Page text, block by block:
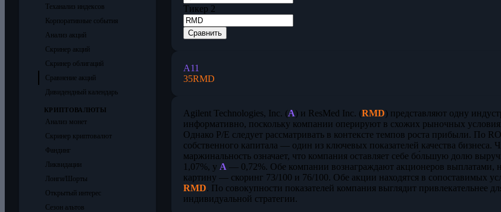
Теханализ индексов
Корпоративные события
Анализ акций
Скринер акций
Скринер облигаций
Сравнение акций
Дивидендный календарь
КРИПТОВАЛЮТЫ
Анализ монет
Скринер криптовалют
Фандинг
Ликвидации
Лонги/Шорты
Открытый интерес
Сезон альтов
Тикер 2
Сравнить
A11
35RMD
Agilent Technologies, Inc. (A) и ResMed Inc. (RMD) представляют одну
информативно, поскольку компании оперируют в схожих рыночных
Однако P/E следует рассматривать в контексте темпов роста прибыли. По
собственного капитала — один из ключевых показателей качества бизнеса.
маржинальность означает, что компания оставляет себе бо́льшую долю
1,07%, у A — 0,72%. Обе компании вознаграждают акционеров выплатами,
картину — скоринг 73/100 и 76/100. Обе акции находятся в сопоставимых
RMD. По совокупности показателей компания выглядит привлекательнее
индивидуальной стратегии.